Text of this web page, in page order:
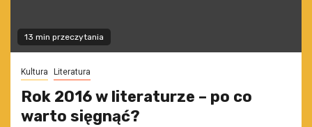
13 min przeczytania
Kultura Literatura
Rok 2016 w literaturze – po co
warto sięgnąć?